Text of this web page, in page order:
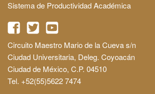
Sistema de Productividad Académica
Circuito Maestro Mario de la Cueva s/n
Ciudad Universitaria, Deleg. Coyoacán
Ciudad de México, C.P. 04510
Tel. +52(55)5622 7474